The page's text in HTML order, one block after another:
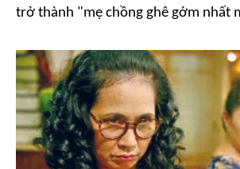
trở thành "mẹ chồng ghê gớm nhất